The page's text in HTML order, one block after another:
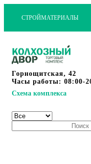
СТРОЙМАТЕРИАЛЫ
Горнощитская, 42
Часы работы: 08:00-
Схема комплекса